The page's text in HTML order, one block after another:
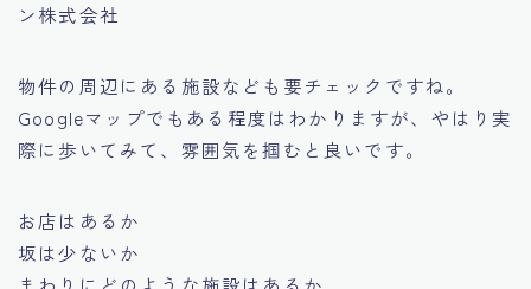
ン株式会社
物件の周辺にある施設なども要チェックですね。
Googleマップでもある程度はわかりますが、やはり実
際に歩いてみて、雰囲気を掴むと良いです。
お店はあるか
坂は少ないか